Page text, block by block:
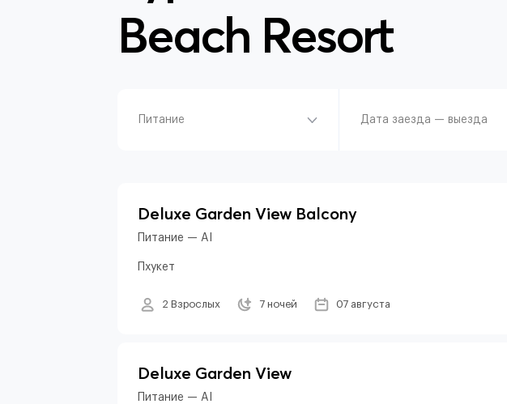
Beach Resort
Питание Дата заезда — выезда
Deluxe Garden View Balcony
Питание — AI
Пхукет
2 Взрослых 7 ночей 07 августа
Deluxe Garden View
Питание — AI